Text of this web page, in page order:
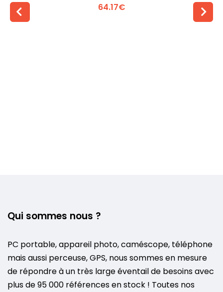
64.17€
Qui sommes nous ?
PC portable, appareil photo, caméscope, téléphone
mais aussi perceuse, GPS, nous sommes en mesure
de répondre à un très large éventail de besoins avec
plus de 95 000 références en stock ! Toutes nos